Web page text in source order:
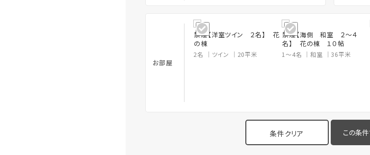
お部屋
禁煙【洋室ツイン ２名】 花
の棟
2名 ツイン 20平米
禁煙【海側 和室 ２～４
名】 花の棟 １０帖
1～4名 和室 36平米
条件クリア